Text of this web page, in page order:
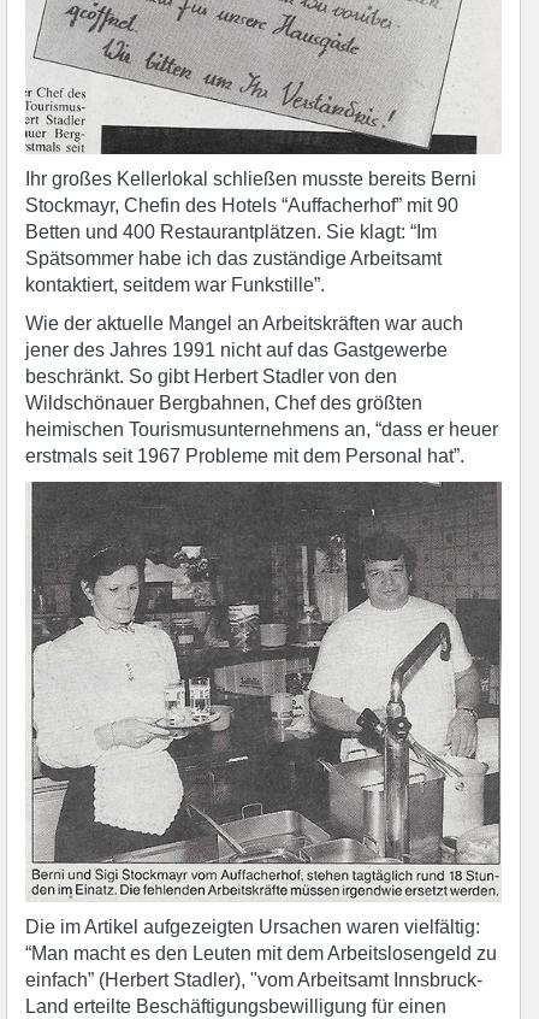
Ihr großes Kellerlokal schließen musste bereits Berni
Stockmayr, Chefin des Hotels “Auffacherhof” mit 90
Betten und 400 Restaurantplätzen. Sie klagt: “Im
Spätsommer habe ich das zuständige Arbeitsamt
kontaktiert, seitdem war Funkstille”.
Wie der aktuelle Mangel an Arbeitskräften war auch
jener des Jahres 1991 nicht auf das Gastgewerbe
beschränkt. So gibt Herbert Stadler von den
Wildschönauer Bergbahnen, Chef des größten
heimischen Tourismusunternehmens an, “dass er heuer
erstmals seit 1967 Probleme mit dem Personal hat”.
Die im Artikel aufgezeigten Ursachen waren vielfältig:
“Man macht es den Leuten mit dem Arbeitslosengeld zu
einfach” (Herbert Stadler), "vom Arbeitsamt Innsbruck-
Land erteilte Beschäftigungsbewilligung für einen